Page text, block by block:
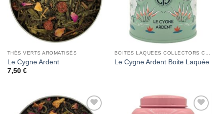
THÉS VERTS AROMATISÉS
Le Cygne Ardent
7,50 €
BOITES LAQUEES COLLECTORS CHRISTINE DATTNER
Le Cygne Ardent Boite Laquée